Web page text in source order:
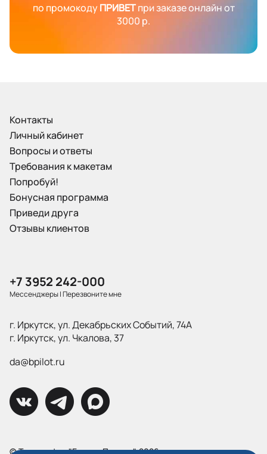
по промокодуПРИВЕТпри заказе онлайн от
3000 р.
Контакты
Личный кабинет
Вопросы и ответы
Требования к макетам
Попробуй!
Бонусная программа
Приведи друга
Отзывы клиентов
+7 3952 242-000
Мессенджеры|Перезвоните мне
г. Иркутск, ул. Декабрьских Событий, 74А
г. Иркутск, ул. Чкалова, 37
da@bpilot.ru
© Типография "Братья Пилоты", 2026